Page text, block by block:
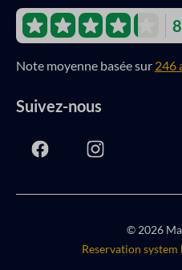
Note moyenne basée sur 246
Suivez-nous
© 2026
Reservation system